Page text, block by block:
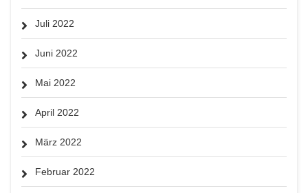
Juli 2022
Juni 2022
Mai 2022
April 2022
März 2022
Februar 2022